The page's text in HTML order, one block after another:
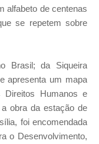
alfabeto de centenas
se repetem sobre
Brasil; da Siqueira
apresenta um mapa
Humanos e
obra da estação de
foi encomendada
o Desenvolvimento,